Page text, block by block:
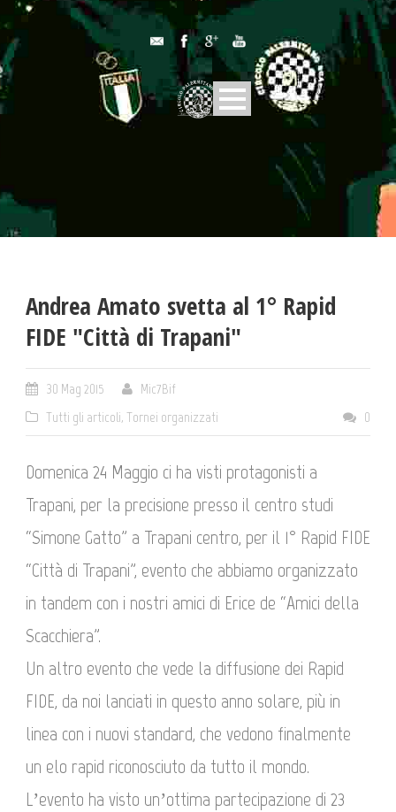
Andrea Amato svetta al 1° Rapid
FIDE "Città di Trapani"
30 Mag 2015
Mic7Bif
Tutti gli articoli, Tornei organizzati 0
Domenica 24 Maggio ci ha visti protagonisti a
Trapani, per la precisione presso il centro studi
“Simone Gatto” a Trapani centro, per il 1° Rapid FIDE
“Città di Trapani”, evento che abbiamo organizzato
in tandem con i nostri amici di Erice de “Amici della
Scacchiera”.
Un altro evento che vede la diffusione dei Rapid
FIDE, da noi lanciati in questo anno solare, più in
linea con i nuovi standard, che vedono finalmente
un elo rapid riconosciuto da tutto il mondo.
L’evento ha visto un’ottima partecipazione di 23